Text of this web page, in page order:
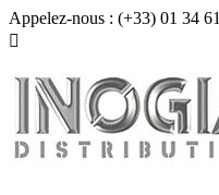
Appelez-nous : (+33) 01 34
